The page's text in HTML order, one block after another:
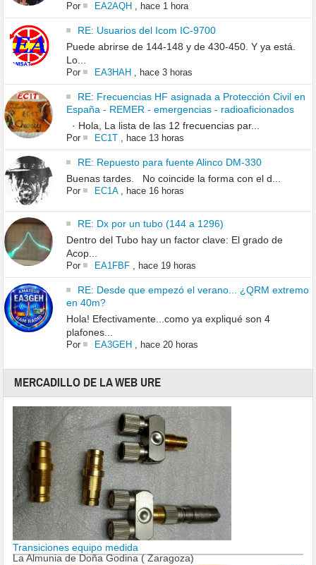
Por EA2AQH, hace 1 hora
RE: Usuarios del Icom IC-9700
Puede abrirse de 144-148 y de 430-450. Y ya está.
Lo...
Por EA3HAH, hace 3 horas
RE: Frecuencias HF asignada a Protección Civil en
España - REMER - emergencias - radioaficionados
· Hola, La lista de las 12 frecuencias par...
Por EC1T, hace 13 horas
RE: Repuesto para fuente Alinco DM-330
Buenas tardes. No coincide la forma con el d...
Por EC1A, hace 16 horas
RE: Dx por un tubo (144 a 1296)
Dentro del Tubo hay un factor clave: El grado de
Acop...
Por EA1FBF, hace 19 horas
RE: Desde que empezó el verano... ¿QRM extremo
en 40m?
Hola! Efectivamente...como ya expliqué son 4
plafones...
Por EA3GEH , hace 20 horas
MERCADILLO DE LA WEB URE
Transiciones equipo medida
La Almunia de Doña Godina ( Zaragoza)